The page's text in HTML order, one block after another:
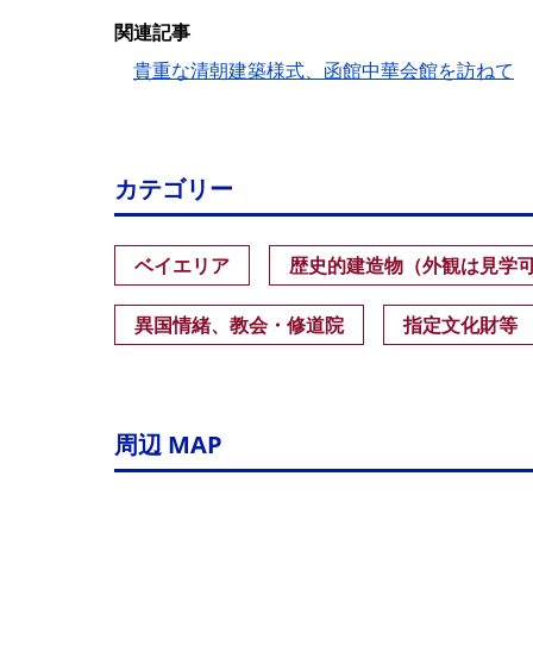
関連記事
貴重な清朝建築様式、函館中華会館を訪ねて
カテゴリー
ベイエリア 歴史的建造物（外観は見学
異国情緒、教会・修道院 指定文化財等
周辺 MAP